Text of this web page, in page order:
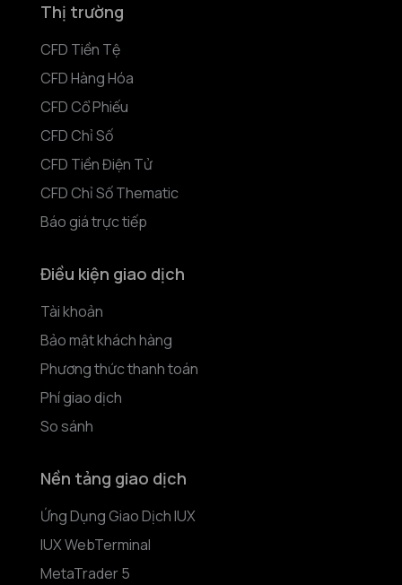
Thị trường
CFD Tiền Tệ
CFD Hàng Hóa
CFD Cổ Phiếu
CFD Chỉ Số
CFD Tiền Điện Tử
CFD Chỉ Số Thematic
Báo giá trực tiếp
Điều kiện giao dịch
Tài khoản
Bảo mật khách hàng
Phương thức thanh toán
Phí giao dịch
So sánh
Nền tảng giao dịch
Ứng Dụng Giao Dịch IUX
IUX WebTerminal
MetaTrader 5